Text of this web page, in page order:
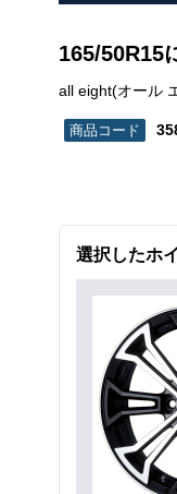
165/50R15
all eight(オール
選択したホ